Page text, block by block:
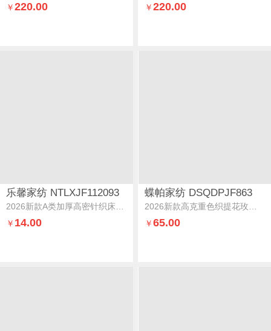
￥220.00 ￥ 220.00
乐馨家纺 NTLXJF112093
￥ 14.00
蝶帕家纺 DSQDPJF863
￥ 65.00